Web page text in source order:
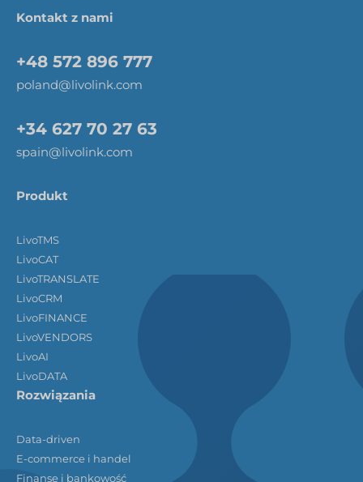
Kontakt z nami
+48 572 896 777
poland@livolink.com
+34 627 70 27 63
spain@livolink.com
Produkt
LivoTMS
LivoCAT
LivoTRANSLATE
LivoCRM
LivoFINANCE
LivoVENDORS
LivoAI
LivoDATA
Rozwiązania
Data-driven
E-commerce i handel
Finanse i bankowość